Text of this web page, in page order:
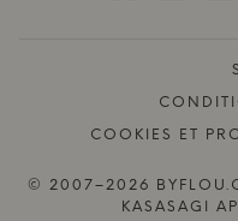
COOKIES ET
© 2007–2026
KASASAGI